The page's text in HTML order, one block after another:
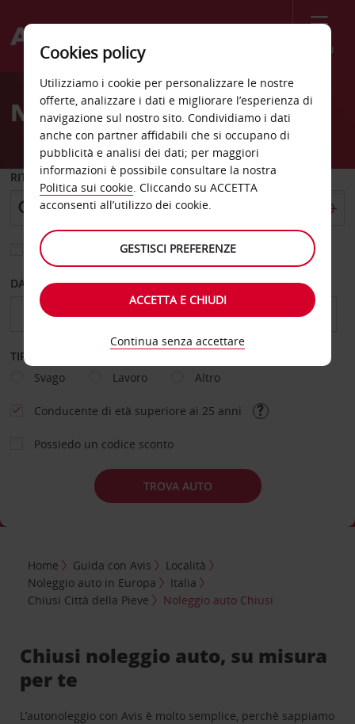
Menù
Welcome
AvisNoleggio auto Chiusi
RITIRO DA
Scegli una località di riconsegna diversa
DAL GIORNO AL GIORNO
TIPOLOGIA DI NOLEGGIO
Svago
Lavoro Altro
Conducente di età superiore ai 25 anni
Possiedo un codice sconto
TROVA AUTO
Home Guida con Avis
Località
Noleggio auto in Europa
Italia
Chiusi Città della Pieve
Noleggio auto Chiusi
Chiusi noleggio auto, su misura
per te
L’autonoleggio con Avis è molto semplice, perchè sappiamo
Cookies policy
Utilizziamo i cookie per personalizzare le nostre
offerte, analizzare i dati e migliorare l’esperienza di
navigazione sul nostro sito. Condividiamo i dati
anche con partner affidabili che si occupano di
pubblicità e analisi dei dati; per maggiori
informazioni è possibile consultare la nostra
Politica sui cookie. Cliccando su ACCETTA
acconsenti all’utilizzo dei cookie.
GESTISCI PREFERENZE
ACCETTA E CHIUDI
Continua senza accettare